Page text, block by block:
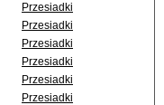
Przesiadki
Przesiadki
Przesiadki
Przesiadki
Przesiadki
Przesiadki